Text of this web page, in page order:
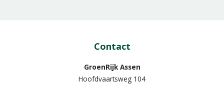
Contact
GroenRijk Assen
Hoofdvaartsweg 104